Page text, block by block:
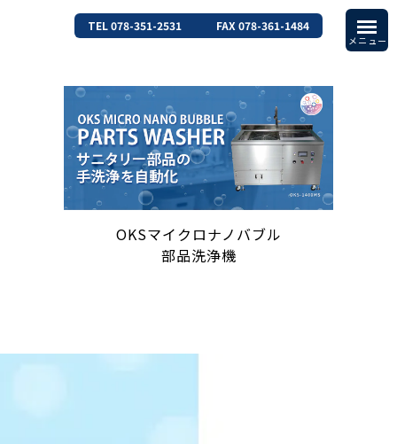
TEL 078-351-2531 FAX 078-361-1484
OKSマイクロナノバブル
部品洗浄機